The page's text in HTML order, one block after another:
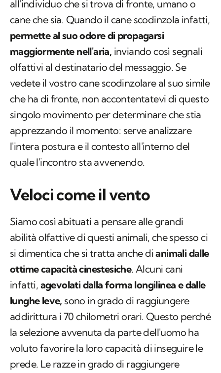
all'individuo che si trova di fronte, umano o
cane che sia. Quando il cane scodinzola infatti,
permette al suo odore di propagarsi
maggiormente nell'aria, inviando così segnali
olfattivi al destinatario del messaggio. Se
vedete il vostro cane scodinzolare al suo simile
che ha di fronte, non accontentatevi di questo
singolo movimento per determinare che stia
apprezzando il momento: serve analizzare
l'intera postura e il contesto all'interno del
quale l'incontro sta avvenendo.
Veloci come il vento
Siamo così abituati a pensare alle grandi
abilità olfattive di questi animali, che spesso ci
si dimentica che si tratta anche dianimali dalle
ottime capacità cinestesiche. Alcuni cani
infatti, agevolati dalla forma longilinea e dalle
lunghe leve, sono in grado di raggiungere
addirittura i 70 chilometri orari. Questo perché
la selezione avvenuta da parte dell'uomo ha
voluto favorire la loro capacità di inseguire le
prede. Le razze in grado di raggiungere